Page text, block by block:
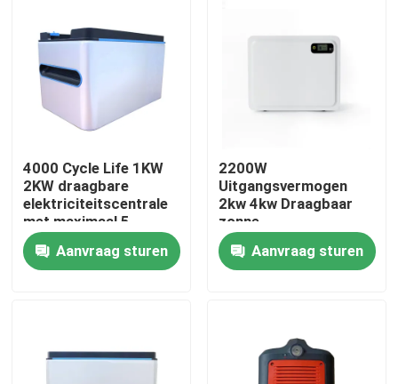
Over ons
Fabrieksreis
Contacteer ons
nieuws
4000 Cycle Life 1KW
2KW draagbare
elektriciteitscentrale
met maximaal 5
parallelle batterijen
Aanvraag sturen
2200W
Uitgangsvermogen
2kw 4kw Draagbaar
zonne-
energiegeneratorstation
met USB-poort 5V 2A
Aanvraag sturen